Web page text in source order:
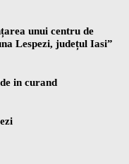
unui centru de
Lespezi, județul Iasi”
in curand